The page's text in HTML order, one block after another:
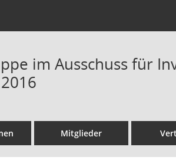
im Ausschuss für
Mitglieder